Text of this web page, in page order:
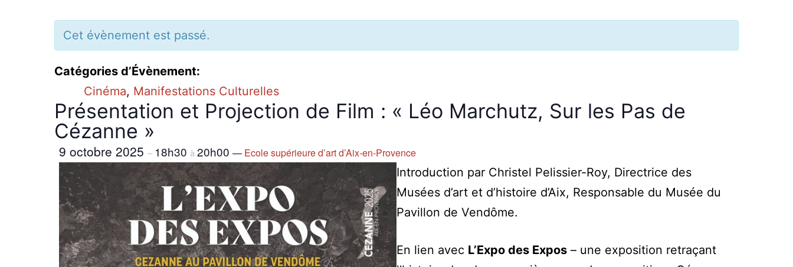
Cet évènement est passé.
Catégories d’Évènement:
Cinéma, Manifestations Culturelles
Présentation et Projection de Film : « Léo Marchutz, Sur les Pas de
Cézanne »
9 octobre 2025 – 18h30 à 20h00 — Ecole supérieure d’art d’Aix-en-Provence
Introduction par Christel Pelissier-Roy, Directrice des
Musées d’art et d’histoire d’Aix, Responsable du Musée du
Pavillon de Vendôme.
En lien avec L’Expo des Expos – une exposition retraçant